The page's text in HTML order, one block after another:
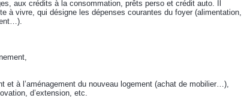
aux crédits à la consommation, prêts perso et crédit auto. Il
à vivre, qui désigne les dépenses courantes du foyer (alimentation,
et à l’aménagement du nouveau logement (achat de mobilier…),
d’extension, etc.